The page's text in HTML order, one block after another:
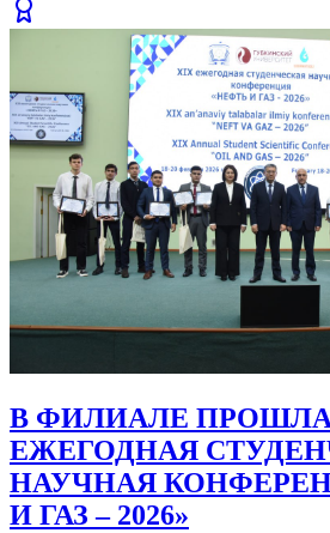
Previous slide Next slide
В ФИЛИАЛЕ ПРОШЛА
ЕЖЕГОДНАЯ
НАУЧНАЯ
И ГАЗ – 2026»